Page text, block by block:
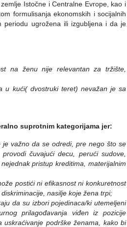
Istočne i Centralne Evrope, kao i
formulisanja ekonomskih i socijalnih
periodu ugrožena ili izgubljena i da je
na ženu nije relevantan za tržište,
u kući( dvostruki teret) nevažan je sa
suprotnim kategorijama jer:
je važno da se odredi, pre nego što se
čuvajući decu, perući sudove,
pristup kreditima, materijalnim
postići ni efikasnost ni konkuretnost
nasilje koje žena trpi;
da su izbori pojedinaca/ki utemeljeni
prilagođavanja viđen iz pozicije
uskraćivanje podrške ženama, kako bi